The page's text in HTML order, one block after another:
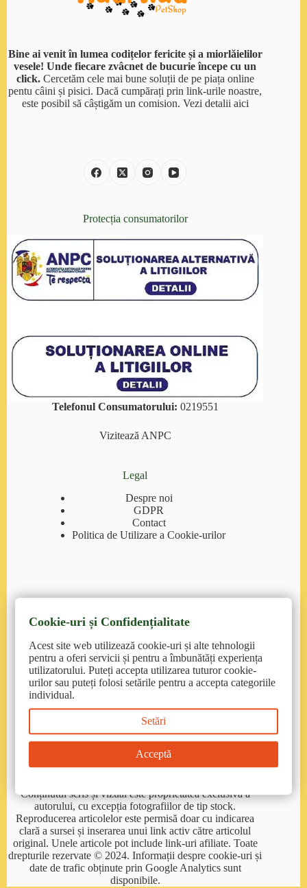
Bine ai venit în lumea codițelor fericite și a miorlăielilor
vesele! Unde fiecare zvâcnet de bucurie începe cu un
click.Cercetăm cele mai bune soluții de pe piața online
pentu câini și pisici. Dacă cumpărați prin link-urile noastre,
este posibil să câștigăm un comision. Vezi detalii aici
Protecția consumatorilor
Telefonul Consumatorului: 0219551
ViziteazăANPC
Legal
Despre noi
GDPR
Contact
Politica de Utilizare a Cookie-urilor
Contact
pentruanimale.ro: suport@pentruanimale.ro/
0374.77.00.00
petmax.ro
: clienti@petmart.ro /0372 905 900
emag.ro: https://www.emag.ro/help/contact/
Conținutul scris și vizual este proprietatea exclusivă a
autorului, cu excepția fotografiilor de tip stock.
Reproducerea articolelor este permisă doar cu indicarea
clară a sursei și inserarea unui link activ către articolul
original. Unele articole pot include link-uri afiliate. Toate
drepturile rezervate © 2024. Informații despre cookie-uri și
date de trafic obținute prin Google Analytics sunt
disponibile.
Cookie-uri și Confidențialitate
Acest site web utilizează cookie-uri și alte tehnologii
pentru a oferi servicii și pentru a îmbunătăți experiența
utilizatorului. Puteți accepta utilizarea tuturor cookie-
urilor sau puteți folosi setările pentru a accepta categoriile
individual.
Setări
Acceptă